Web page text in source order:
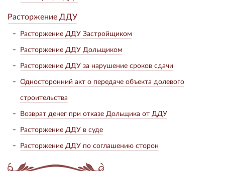
Расторжение ДДУ
Расторжение ДДУ Застройщиком
Расторжение ДДУ Дольщиком
Расторжение ДДУ за нарушение сроков сдачи
Односторонний акт о передаче объекта долевого
строительства
Возврат денег при отказе Дольщика от ДДУ
Расторжение ДДУ в суде
Расторжение ДДУ по соглашению сторон